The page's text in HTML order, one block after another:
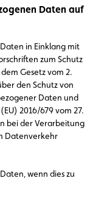
Daten auf
in Einklang mit
zum Schutz
Gesetz vom 2.
den Schutz von
Daten und
2016/679 vom 27.
bei der Verarbeitung
Datenverkehr
wenn dies zu